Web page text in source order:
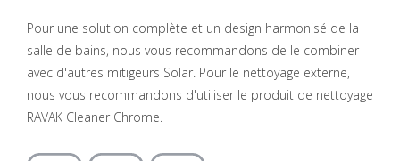
Pour une solution complète et un design harmonisé de la
salle de bains, nous vous recommandons de le combiner
avec d'autres mitigeurs Solar. Pour le nettoyage externe,
nous vous recommandons d'utiliser le produit de nettoyage
RAVAK Cleaner Chrome.